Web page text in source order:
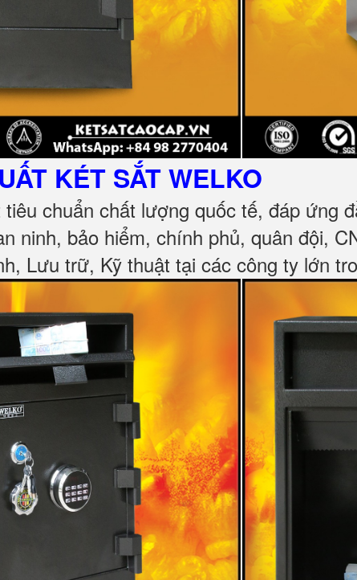
KÉT SẮTWELKO
chuẩn chất lượng quốc tế, đáp ứng
ninh, bảo hiểm, chính phủ, quân đội,
Lưu trữ, Kỹ thuật tại các công ty lớn